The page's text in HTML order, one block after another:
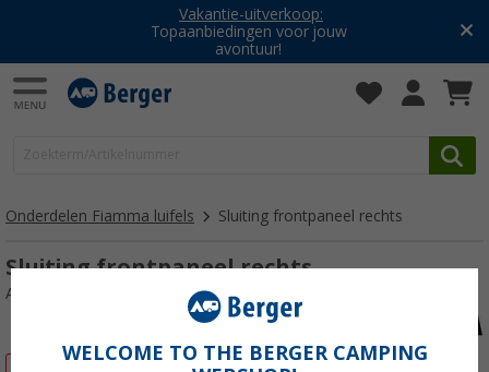
Vakantie-uitverkoop:
Topaanbiedingen voor jouw
avontuur!
Onderdelen Fiamma luifels Sluiting frontpaneel rechts
Sluiting frontpaneel rechts
Artikelnr: 140313
WELCOME TO THE BERGER CAMPING